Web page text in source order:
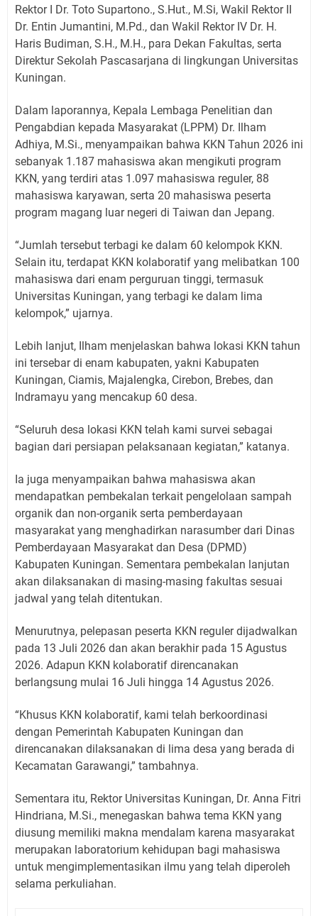
Rektor I Dr. Toto Supartono., S.Hut., M.Si, Wakil Rektor II
Dr. Entin Jumantini, M.Pd., dan Wakil Rektor IV Dr. H.
Haris Budiman, S.H., M.H., para Dekan Fakultas, serta
Direktur Sekolah Pascasarjana di lingkungan Universitas
Kuningan.
Dalam laporannya, Kepala Lembaga Penelitian dan
Pengabdian kepada Masyarakat (LPPM) Dr. Ilham
Adhiya, M.Si., menyampaikan bahwa KKN Tahun 2026 ini
sebanyak 1.187 mahasiswa akan mengikuti program
KKN, yang terdiri atas 1.097 mahasiswa reguler, 88
mahasiswa karyawan, serta 20 mahasiswa peserta
program magang luar negeri di Taiwan dan Jepang.
“Jumlah tersebut terbagi ke dalam 60 kelompok KKN.
Selain itu, terdapat KKN kolaboratif yang melibatkan 100
mahasiswa dari enam perguruan tinggi, termasuk
Universitas Kuningan, yang terbagi ke dalam lima
kelompok,” ujarnya.
Lebih lanjut, Ilham menjelaskan bahwa lokasi KKN tahun
ini tersebar di enam kabupaten, yakni Kabupaten
Kuningan, Ciamis, Majalengka, Cirebon, Brebes, dan
Indramayu yang mencakup 60 desa.
“Seluruh desa lokasi KKN telah kami survei sebagai
bagian dari persiapan pelaksanaan kegiatan,” katanya.
Ia juga menyampaikan bahwa mahasiswa akan
mendapatkan pembekalan terkait pengelolaan sampah
organik dan non-organik serta pemberdayaan
masyarakat yang menghadirkan narasumber dari Dinas
Pemberdayaan Masyarakat dan Desa (DPMD)
Kabupaten Kuningan. Sementara pembekalan lanjutan
akan dilaksanakan di masing-masing fakultas sesuai
jadwal yang telah ditentukan.
Menurutnya, pelepasan peserta KKN reguler dijadwalkan
pada 13 Juli 2026 dan akan berakhir pada 15 Agustus
2026. Adapun KKN kolaboratif direncanakan
berlangsung mulai 16 Juli hingga 14 Agustus 2026.
“Khusus KKN kolaboratif, kami telah berkoordinasi
dengan Pemerintah Kabupaten Kuningan dan
direncanakan dilaksanakan di lima desa yang berada di
Kecamatan Garawangi,” tambahnya.
Sementara itu, Rektor Universitas Kuningan, Dr. Anna Fitri
Hindriana, M.Si., menegaskan bahwa tema KKN yang
diusung memiliki makna mendalam karena masyarakat
merupakan laboratorium kehidupan bagi mahasiswa
untuk mengimplementasikan ilmu yang telah diperoleh
selama perkuliahan.